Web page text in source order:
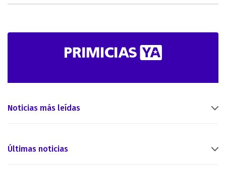
Noticias más leídas
Últimas noticias